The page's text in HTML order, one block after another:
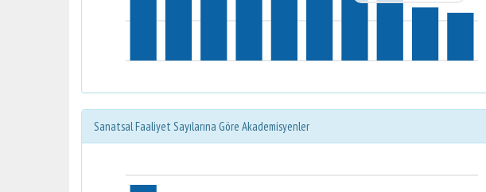
Sanatsal Faaliyet Sayılarına Göre Akademisyenler